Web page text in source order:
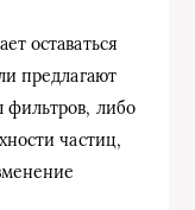
оставаться
предлагают
либо
частиц,